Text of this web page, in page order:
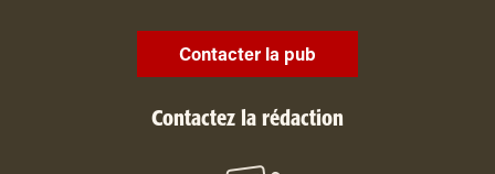
Contacter la pub
Contactez la rédaction